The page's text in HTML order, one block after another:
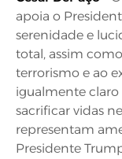
apoia o
serenidade e
total, assim
terrorismo e ao
igualmente claro
sacrificar vidas
representam
Presidente